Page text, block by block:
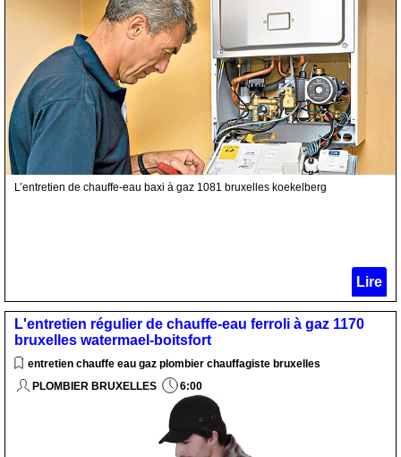
L’entretien de chauffe-eau baxi à gaz 1081 bruxelles koekelberg
Lire
L'entretien régulier de chauffe-eau ferroli à gaz 1170
bruxelles watermael-boitsfort
entretien chauffe eau gaz plombier chauffagiste bruxelles
PLOMBIER BRUXELLES
6:00